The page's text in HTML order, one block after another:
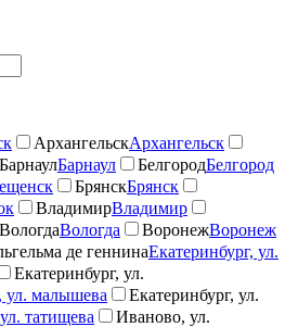
АрхангельскАрхангельск
БарнаулБарнаул БелгородБелгород
БрянскБрянск
ВладимирВладимир
ВологдаВологда ВоронежВоронеж
де геннинаЕкатеринбург, ул.
Екатеринбург, ул.
ул. малышева
Екатеринбург, ул.
татищева
Иваново, ул.